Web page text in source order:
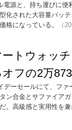
電源と、持ち運びに
化された大容量バッ
格になっている。
（
ートウォッ
オフの2万
デーセールにて、フ
ン合金とサファイア
。高級感と実用性を兼